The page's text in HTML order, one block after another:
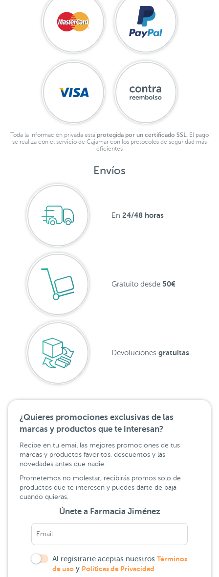
Toda la información privada está protegida por un certificado SSL.
El pago
se realiza con el servicio de Cajamar con los protocolos de seguridad más
eficientes
Envíos
En 24/48 horas
Gratuito desde 50€
Devoluciones gratuitas
¿Quieres promociones exclusivas de las
marcas y productos que te interesan?
Recibe en tu email las mejores promociones de tus
marcas y productos favoritos, descuentos y las
novedades antes que nadie.
Prometemos no molestar, recibirás promos solo de
productos que te interesen y puedes darte de baja
cuando quieras.
Únete a Farmacia Jiménez
Al registrarte aceptas nuestros Términos
de uso y Políticas de Privacidad